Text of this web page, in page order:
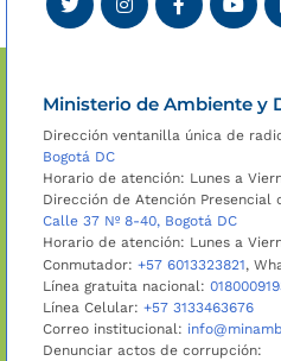
Ministerio de Ambiente y
Dirección ventanilla única de
Bogotá DC
Horario de atención: Lunes a
Dirección de Atención Presencial
Calle 37 Nº 8-40, Bogotá DC
Horario de atención: Lunes a
Conmutador: +57 6013323821,
Línea gratuita nacional:
Línea Celular: +57 3133463676
Correo institucional:
Denunciar actos de corrupción: